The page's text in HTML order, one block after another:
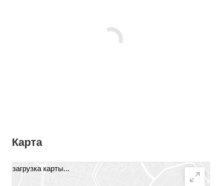
Карта
загрузка карты...